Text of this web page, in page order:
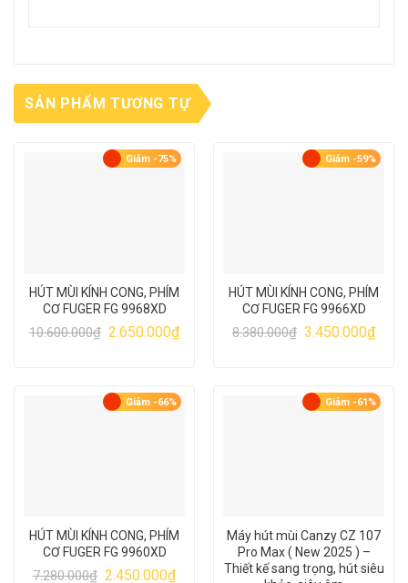
SẢN PHẨM TƯƠNG TỰ
Giảm -75%
HÚT MÙI KÍNH CONG, PHÍM
CƠ FUGER FG 9968XD
10.600.000₫ Giá
2.650.000₫Giá
hiện
Giảm -59%
HÚT MÙI KÍNH CONG, PHÍM
CƠ FUGER FG 9966XD
8.380.000₫ Giá
3.450.000₫Giá
hiện
Giảm -66%
HÚT MÙI KÍNH CONG, PHÍM
CƠ FUGER FG 9960XD
7.280.000₫ Giá
2.450.000₫Giá
Giảm -61%
Máy hút mùi Canzy CZ 107
Pro Max ( New 2025 ) –
Thiết kế sang trọng, hút siêu